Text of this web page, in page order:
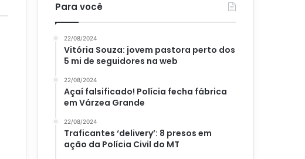
Para você
22/08/2024
Vitória Souza: jovem pastora perto dos
5 mi de seguidores na web
22/08/2024
Açaí falsificado! Polícia fecha fábrica
em Várzea Grande
22/08/2024
Traficantes ‘delivery’: 8 presos em
ação da Polícia Civil do MT